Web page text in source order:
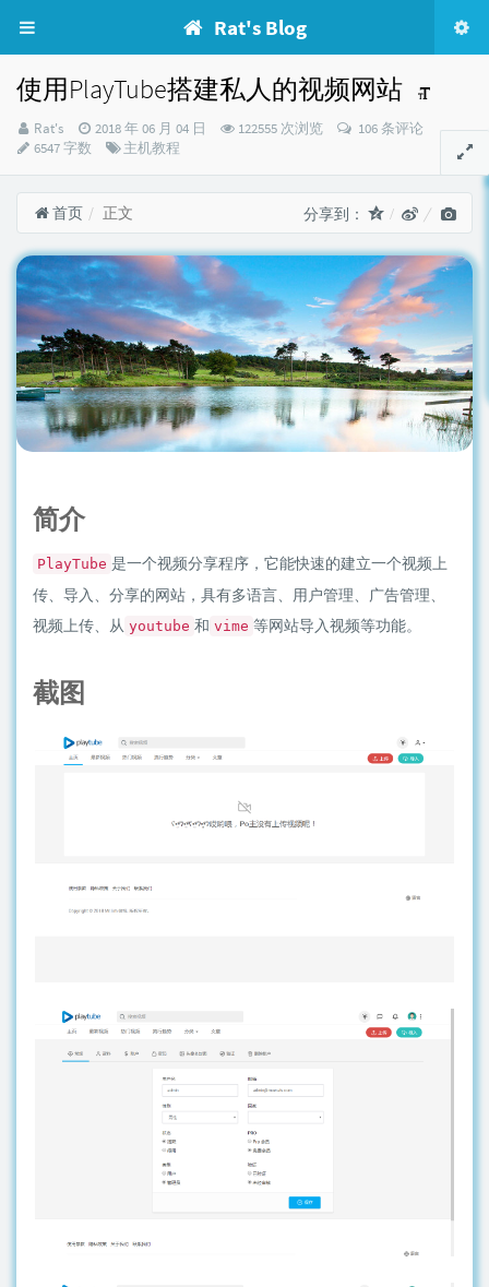
Rat's Blog
使用PlayTube搭建私人的视频网站
博
主：
Rat's
发
布
2018 年 06 月 04 日 122555 次浏览
106 条评论
6547 字数
分
主机教程
首页 正文 分享到：
简介
PlayTube 是一个视频分享程序，它能快速的建立一个视频上
传、导入、分享的网站，具有多语言、用户管理、广告管理、
视频上传、从 youtube 和 vime 等网站导入视频等功能。
截图